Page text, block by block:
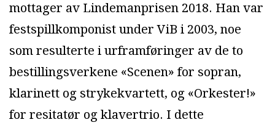
mottager av Lindemanprisen 2018. Han var
festspillkomponist under ViB i 2003, noe
som resulterte i urframføringer av de to
bestillingsverkene «Scenen» for sopran,
klarinett og strykekvartett, og «Orkester!»
for resitatør og klavertrio. I dette